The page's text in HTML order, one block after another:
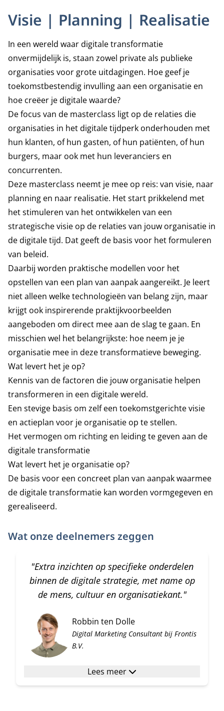
Visie | Planning | Realisatie
In een wereld waar digitale transformatie
onvermijdelijk is, staan zowel private als publieke
organisaties voor grote uitdagingen. Hoe geef je
toekomstbestendig invulling aan een organisatie en
hoe creëer je digitale waarde?
De focus van de masterclass ligt op de relaties die
organisaties in het digitale tijdperk onderhouden met
hun klanten, of hun gasten, of hun patiënten, of hun
burgers, maar ook met hun leveranciers en
concurrenten.
Deze masterclass neemt je mee op reis: van visie, naar
planning en naar realisatie. Het start prikkelend met
het stimuleren van het ontwikkelen van een
strategische visie op de relaties van jouw organisatie in
de digitale tijd. Dat geeft de basis voor het formuleren
van beleid.
Daarbij worden praktische modellen voor het
opstellen van een plan van aanpak aangereikt. Je leert
niet alleen welke technologieën van belang zijn, maar
krijgt ook inspirerende praktijkvoorbeelden
aangeboden om direct mee aan de slag te gaan. En
misschien wel het belangrijkste: hoe neem je je
organisatie mee in deze transformatieve beweging.
Wat levert het je op?
Kennis van de factoren die jouw organisatie helpen
transformeren in een digitale wereld.
Een stevige basis om zelf een toekomstgerichte visie
en actieplan voor je organisatie op te stellen.
Het vermogen om richting en leiding te geven aan de
digitale transformatie
Wat levert het je organisatie op?
De basis voor een concreet plan van aanpak waarmee
de digitale transformatie kan worden vormgegeven en
gerealiseerd.
Wat onze deelnemers zeggen
"Extra inzichten op specifieke onderdelen
binnen de digitale strategie, met name op
de mens, cultuur en organisatiekant."
Robbin ten Dolle
Digital Marketing Consultant bij Frontis
B.V.
Lees meer